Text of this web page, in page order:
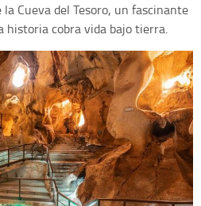
Cueva del Tesoro, un fascinante
historia cobra vida bajo tierra.